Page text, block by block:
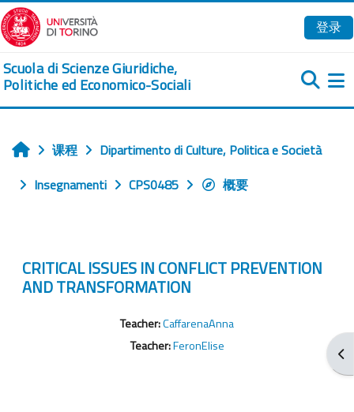
跳到主要内容
登录
Scuola di Scienze Giuridiche,
Politiche ed Economico-Sociali
打
首页课程
Dipartimento di Culture, Politica e Società
Insegnamenti
CPS0485 概要
CRITICAL ISSUES IN CONFLICT PREVENTION
AND TRANSFORMATION
Teacher:CaffarenaAnna
Teacher:FeronElise